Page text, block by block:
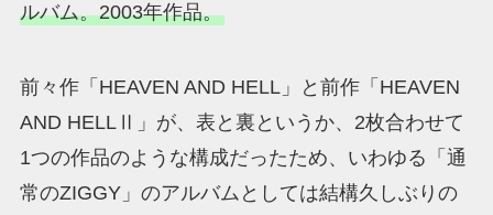
ルバム。2003年作品。
前々作「HEAVEN AND HELL」と前作「HEAVEN
AND HELLⅡ」が、表と裏というか、2枚合わせて
1つの作品のような構成だったため、いわゆる「通
常のZIGGY」のアルバムとしては結構久しぶりの